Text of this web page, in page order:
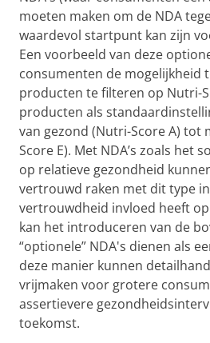
moeten maken om de NDA
waardevol startpunt kan zijn
Een voorbeeld van deze
consumenten de mogelijkheid
producten te filteren op Nutri-
producten als
van gezond (Nutri-Score A) tot
Score E). Met NDA’s zoals het
op relatieve gezondheid
vertrouwd raken met dit type
vertrouwdheid invloed heeft
kan het introduceren van de
“optionele” NDA's dienen als
deze manier kunnen
vrijmaken voor grotere
assertievere
toekomst.